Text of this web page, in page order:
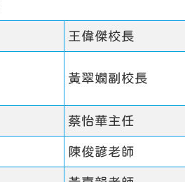
王偉傑校長
黃翠嫻副校長
蔡怡華主任
陳俊諺老師